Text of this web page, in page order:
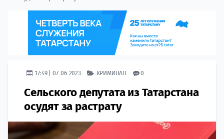
17:49 | 07-06-2023 КРИМИНАЛ 0
Сельского депутата из Татарстана
осудят за растрату